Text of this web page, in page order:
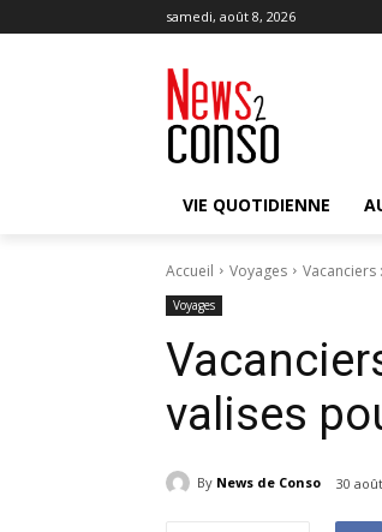
samedi, août 8, 2026
VIE QUOTIDIENNE
Accueil Voyages
Voyages
valises
By News de Conso 30